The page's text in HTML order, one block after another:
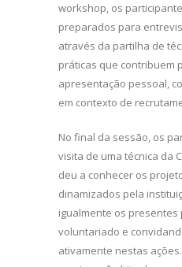
workshop, os
preparados para
através da partilha de
práticas que contribuem
apresentação pessoal,
em contexto de
No final da sessão, os
visita de uma técnica da
deu a conhecer os
dinamizados pela
igualmente os
voluntariado e
ativamente nestas